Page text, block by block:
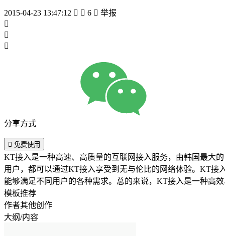
2015-04-23 13:47:12   6  举报



分享方式
 免费使用
KT接入是一种高速、高质量的互联网接入服务，由韩国最大
用户，都可以通过KT接入享受到无与伦比的网络体验。KT接
能够满足不同用户的各种需求。总的来说，KT接入是一种高
模板推荐
作者其他创作
大纲/内容